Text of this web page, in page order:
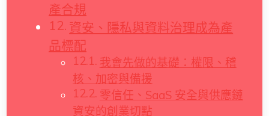
產合規
資安、隱私與資料治理成為產
品標配
我會先做的基礎：權限、稽
核、加密與備援
零信任、SaaS 安全與供應鏈
資安的創業切點